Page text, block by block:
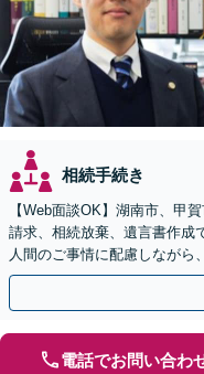
相続手続き
【Web面談OK】湖南市、甲
請求、相続放棄、遺言書作成
人間のご事情に配慮しながら
西駅1分】
電話でお問い合わ